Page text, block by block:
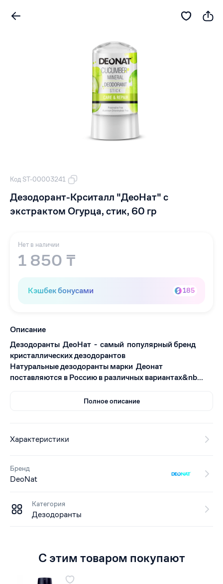
Код ST-00003241
Дезодорант-Крситалл "ДеоНат" с
экстрактом Огурца, стик, 60 гр
Нет в наличии
1 850 ₸
Кэшбек бонусами 185
Описание
Дезодоранты ДеоНат - самый популярный бренд
кристаллических дезодорантов
Натуральные дезодоранты марки Деонат
поставляются в Россию в различных вариантах&nb...
Полное описание
Характеристики
Бренд
DeoNat
Категория
Дезодоранты
С этим товаром покупают